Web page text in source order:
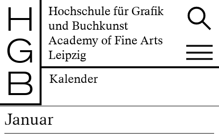
H
G
B
Hochschule für Grafik
und Buchkunst
Academy of Fine Arts
Leipzig
Kalender
Januar